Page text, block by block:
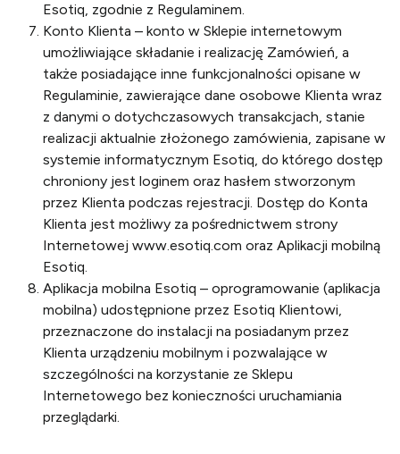
Esotiq, zgodnie z Regulaminem.
Konto Klienta – konto w Sklepie internetowym
umożliwiające składanie i realizację Zamówień, a
także posiadające inne funkcjonalności opisane w
Regulaminie, zawierające dane osobowe Klienta wraz
z danymi o dotychczasowych transakcjach, stanie
realizacji aktualnie złożonego zamówienia, zapisane w
systemie informatycznym Esotiq, do którego dostęp
chroniony jest loginem oraz hasłem stworzonym
przez Klienta podczas rejestracji. Dostęp do Konta
Klienta jest możliwy za pośrednictwem strony
Internetowej www.esotiq.com oraz Aplikacji mobilną
Esotiq.
Aplikacja mobilna Esotiq – oprogramowanie (aplikacja
mobilna) udostępnione przez Esotiq Klientowi,
przeznaczone do instalacji na posiadanym przez
Klienta urządzeniu mobilnym i pozwalające w
szczególności na korzystanie ze Sklepu
Internetowego bez konieczności uruchamiania
przeglądarki.